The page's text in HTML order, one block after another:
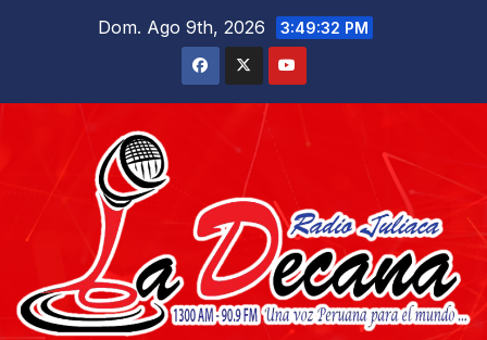
Dom. Ago 9th, 2026 3:49:33 PM